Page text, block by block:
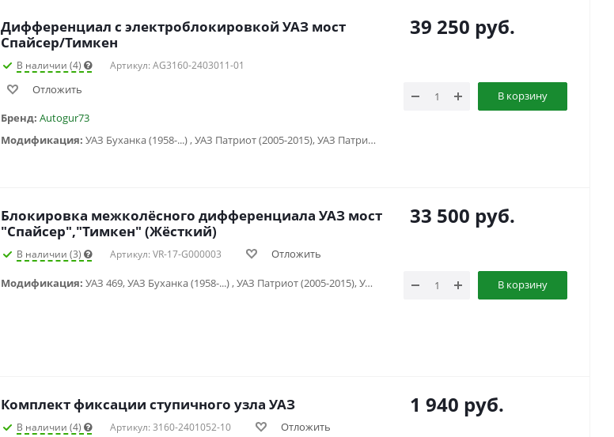
Дифференциал с электроблокировкой УАЗ мост
Спайсер/Тимкен
В наличии (4) Артикул: AG3160-2403011-01
Отложить
Бренд: Autogur73
Модификация:
УАЗ Буханка (1958-...) , УАЗ Патриот (2005-2015), УАЗ Патриот (2015-2018), УАЗ Патриот (2019-...), УАЗ Патриот пикап (2008-...), УАЗ Хантер (2003-...), УАЗ-3151
39 250 руб.
В корзину
Блокировка межколёcного дифференциала УАЗ мост
"Спайсер","Тимкен" (Жёсткий)
В наличии (3) Артикул: VR-17-G000003 Отложить
Модификация: УАЗ 469, УАЗ Буханка (1958-...) , УАЗ Патриот (2005-2015), УАЗ Патриот (2015-2018), УАЗ Патриот (2019-...), УАЗ Патриот пикап (2008-...), УАЗ Профи (2017-...), УАЗ Фермер , УАЗ Хантер (2003-...), УАЗ-3151
33 500 руб.
В корзину
Комплект фиксации ступичного узла УАЗ
В наличии (4) Артикул: 3160-2401052-10 Отложить
1 940 руб.